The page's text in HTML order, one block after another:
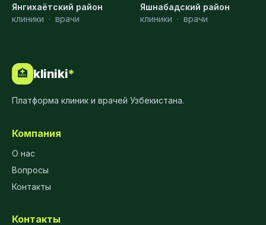
Янгихаётский район
клиники · врачи
Яшнабадский район
клиники · врачи
🏥 kliniki*
Платформа клиник и врачей Узбекистана.
Компания
О нас
Вопросы
Контакты
Контакты